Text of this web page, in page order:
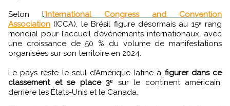
Selon l’International Congress and Convention
Association (ICCA), le Brésil figure désormais au 15ᵉ rang
mondial pour l’accueil d’événements internationaux, avec
une croissance de 50 % du volume de manifestations
organisées sur son territoire en 2024.
Le pays reste le seul d’Amérique latine à figurer dans ce
classement et se place 3ᵉ sur le continent américain,
derrière les États-Unis et le Canada.